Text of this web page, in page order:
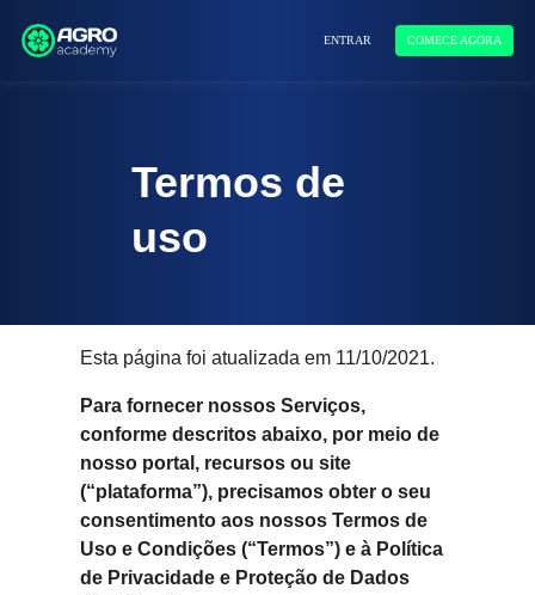
ENTRAR COMECE AGORA
Termos de
uso
Esta página foi atualizada em 11/10/2021.
Para fornecer nossos Serviços,
conforme descritos abaixo, por meio de
nosso portal, recursos ou site
(“plataforma”), precisamos obter o seu
consentimento aos nossos Termos de
Uso e Condições (“Termos”) e à Política
de Privacidade e Proteção de Dados